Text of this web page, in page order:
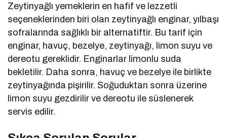
Zeytinyağlı yemeklerin en hafif ve lezzetli
seçeneklerinden biri olan zeytinyağlı enginar, yılbaşı
sofralarında sağlıklı bir alternatiftir. Bu tarif için
enginar, havuç, bezelye, zeytinyağı, limon suyu ve
dereotu gereklidir. Enginarlar limonlu suda
bekletilir. Daha sonra, havuç ve bezelye ile birlikte
zeytinyağında pişirilir. Soğuduktan sonra üzerine
limon suyu gezdirilir ve dereotu ile süslenerek
servis edilir.